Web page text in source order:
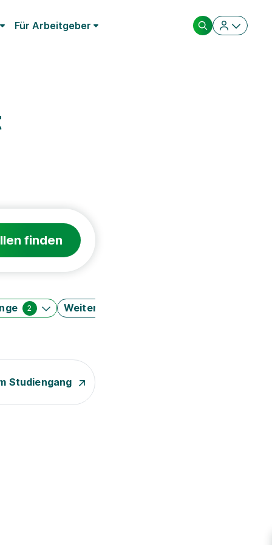
Für Arbeitgeber
finden
2 Weitere Filter
Studiengang